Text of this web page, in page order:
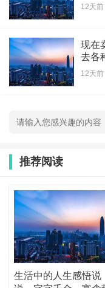
12天前
现在
去各
12天前
推荐阅读
生活中的人生感悟说